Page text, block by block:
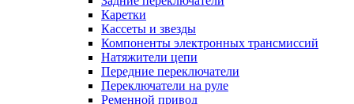
Каретки
Кассеты и звезды
Компоненты электронных трансмиссий
Натяжители цепи
Передние переключатели
Переключатели на руле
Ременной привод